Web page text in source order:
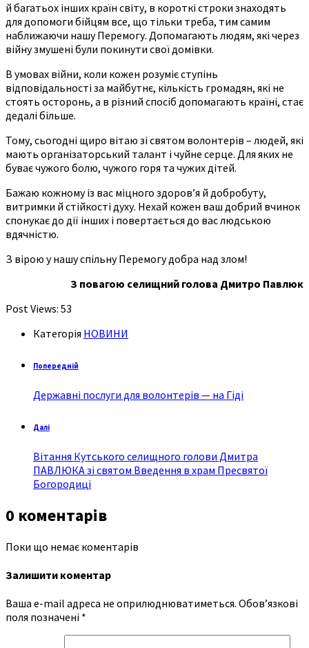
й багатьох інших країн світу, в короткі строки знаходять
для допомоги бійцям все, що тільки треба, тим самим
наближаючи нашу Перемогу. Допомагають людям, які через
війну змушені були покинути свої домівки.
В умовах війни, коли кожен розуміє ступінь
відповідальності за майбутнє, кількість громадян, які не
стоять осторонь, а в різний спосіб допомагають країні, стає
дедалі більше.
Тому, сьогодні щиро вітаю зі святом волонтерів – людей, які
мають організаторський талант і чуйне серце. Для яких не
буває чужого болю, чужого горя та чужих дітей.
Бажаю кожному із вас міцного здоров’я й добробуту,
витримки й стійкості духу. Нехай кожен ваш добрий вчинок
спонукає до дії інших і повертається до вас людською
вдячністю.
З вірою у нашу спільну Перемогу добра над злом!
З повагою селищний голова Дмитро Павлюк
Post Views: 53
Категорія НОВИНИ
Попередній
Державні послуги для волонтерів — на Гіді
Далі
Вітання Кутського селищного голови Дмитра
ПАВЛЮКА зі святом Введення в храм Пресвятої
Богородиці
0 коментарів
Поки що немає коментарів
Залишити коментар
Ваша e-mail адреса не оприлюднюватиметься. Обов’язкові
поля позначені *